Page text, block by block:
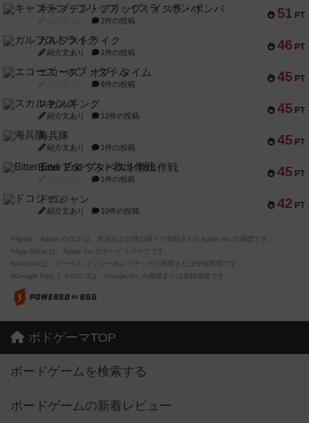
51 PT
キャプテン・フリップ：イスラ・ボンバ
2件の投稿
46 PT
ガルフストライク
紹介文あり 1件の投稿
45 PT
エコーズ・オブ・タイム
8件の投稿
45 PT
スカルキング
紹介文あり 12件の投稿
45 PT
海兵隊
紹介文あり 1件の投稿
45 PT
Bitter End ブタペスト救出作戦
1件の投稿
42 PT
ドコジャン
紹介文あり 10件の投稿
※Apple、Apple のロゴ は、米国および他の国々で登録されたApple Inc.の商標です。
※App Store は、Apple Inc.のサービスマークです。
※Android は、グーグル インコーポレイテッドの商標または登録商標です。
※Google Play とそのロゴは、Google Inc.の商標または登録商標です。
ボドゲーマTOP
ボードゲームを検索する
ボードゲームの新着レビュー